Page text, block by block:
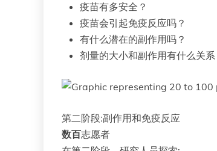
疫苗有多安全？
疫苗会引起免疫反应吗？
有什么潜在的副作用吗？
剂量的大小和副作用有什么关系
第二阶段:副作用和免疫反应
数百志愿者